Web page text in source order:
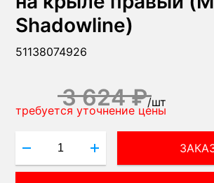
Shadowline)
51138074926
3 624 ₽/шт
требуется уточнение цены